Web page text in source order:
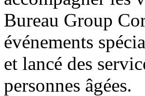
Bureau Group
événements
et lancé des
personnes âgées.